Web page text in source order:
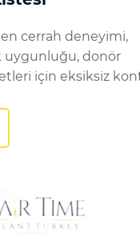
cerrah deneyimi,
uygunluğu, donör
için eksiksiz
İyi Saç Ekimi